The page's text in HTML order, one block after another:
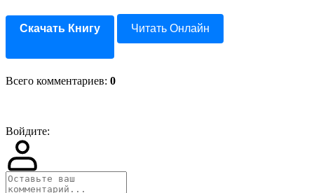
Скачать Книгу Читать Онлайн
Всего комментариев: 0
Войдите: